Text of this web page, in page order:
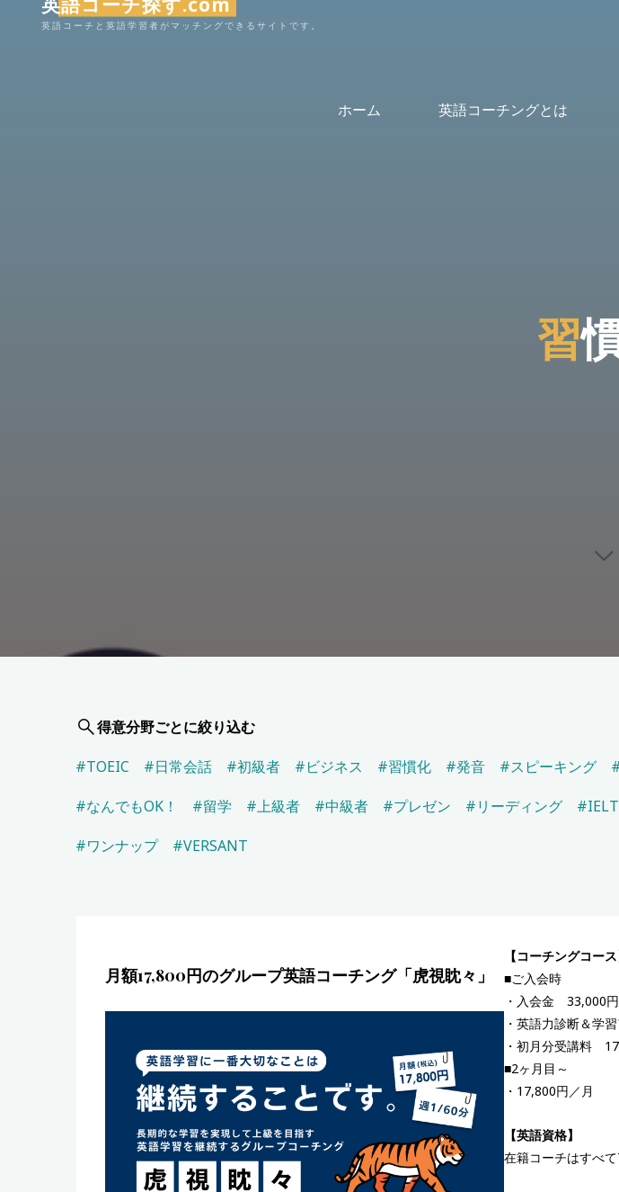
英語コーチと英語学習者がマッチングできるサイトです。
ホーム 英語コーチングとは
習
得意分野ごとに絞り込む
#TOEIC
#日常会話 #初級者 #ビジネス #習慣化 #発音 #スピーキング
#なんでもOK！
#留学 #上級者 #中級者 #プレゼン #リーディング
#ワンナップ
#VERSANT
月額17,800円のグループ英語コーチング「虎視眈々」
【コーチングコース
■ご入会時
・入会金 33,000円
・英語力診断＆学
・初月分受講料
■2ヶ月目～
・17,800円／月
【英語資格】
在籍コーチはすべ